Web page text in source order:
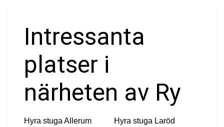
Intressanta
platser i
närheten av Ry
Hyra stuga Allerum Hyra stuga Laröd